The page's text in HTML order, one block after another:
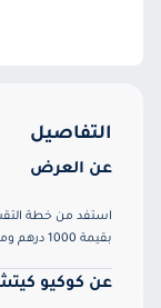
التفاصيل
عن العرض
بقيمة 1000 درهم وما فوق.
عن كوكيو